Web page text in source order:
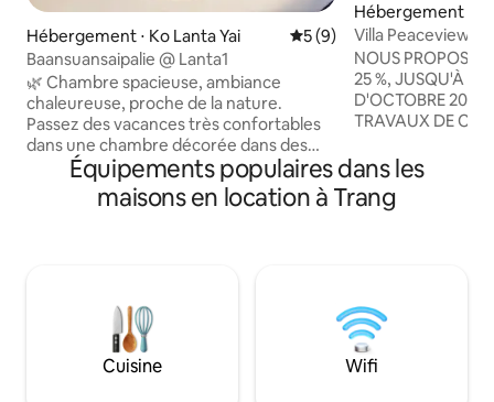
Hébergement ⋅ Ko Lanta Yai Évaluation moyenne sur
5 (9)
Baansuansaipalie @ Lanta1
🌿 Chambre spacieuse, ambiance
chaleureuse, proche de la nature.
Passez des vacances très confortables
dans une chambre décorée dans des
tons bois, qui donne une impression de
confort et de chaleur. L'intérieur est
spacieux et propre, avec un grand lit
dispose d'un coin salon avec un canapé,
d'une table basse et d'un balcon privé
avec vue sur des arbres luxuriants, ce
qui vous permet de respirer l'air frais et
Hébergement ⋅
Villa Peaceview
NOUS
25 %, JUSQU'À LA
D'OCTOBRE
TRAVAUX DE
DE
COMMENCÉ. La
ses hôtes une
plusieurs
côte sud-ouest
située sur les
dessus de la baie
Équipements populaires dans les
maisons en location à Trang
Cuisine Wifi